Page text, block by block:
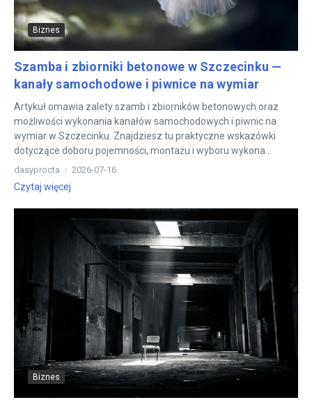
Biznes
Szamba i zbiorniki betonowe w Szczecinku —
kanały samochodowe i piwnice na wymiar
Artykuł omawia zalety szamb i zbiorników betonowych oraz
możliwości wykonania kanałów samochodowych i piwnic na
wymiar w Szczecinku. Znajdziesz tu praktyczne wskazówki
dotyczące doboru pojemności, montażu i wyboru wykona...
dasyprocta 2026-07-16
Czytaj więcej
Biznes